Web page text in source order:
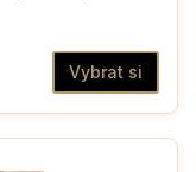
Vybrat si